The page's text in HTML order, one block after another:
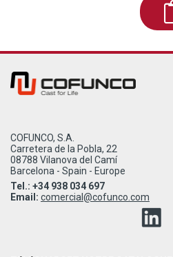
COFUNCO, S.A.
Carretera de la Pobla, 22
08788 Vilanova del Camí
Barcelona - Spain - Europe
Tel.: +34 938 034 697
Email: comercial@cofunco.com